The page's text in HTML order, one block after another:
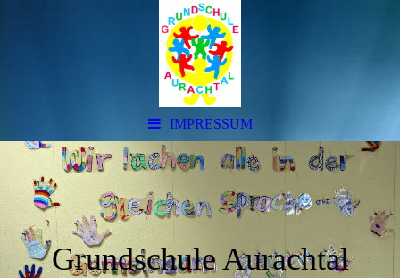
IMPRESSUM
Grundschule Aurachtal